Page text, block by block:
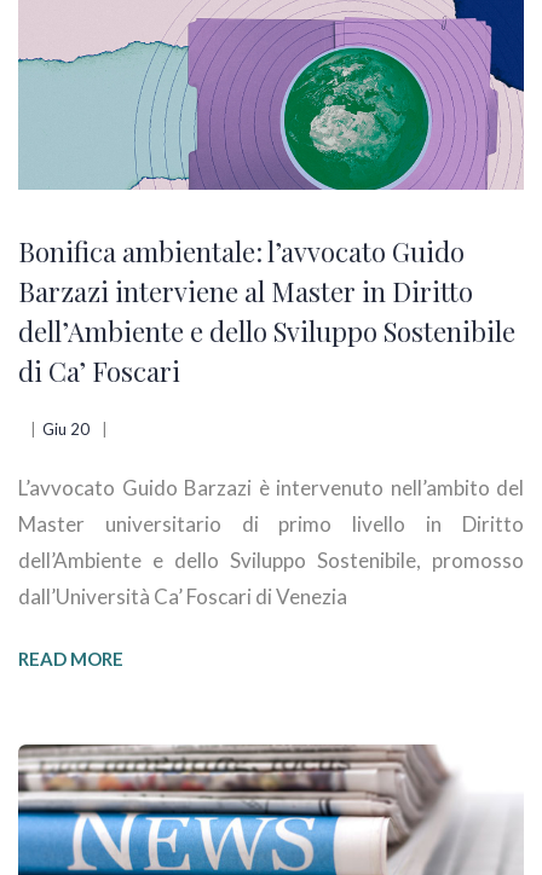
Bonifica ambientale: l’avvocato Guido
Barzazi interviene al Master in Diritto
dell’Ambiente e dello Sviluppo Sostenibile
di Ca’ Foscari
Giu 20
L’avvocato Guido Barzazi è intervenuto nell’ambito del
Master universitario di primo livello in Diritto
dell’Ambiente e dello Sviluppo Sostenibile, promosso
dall’Università Ca’ Foscari di Venezia
READ MORE